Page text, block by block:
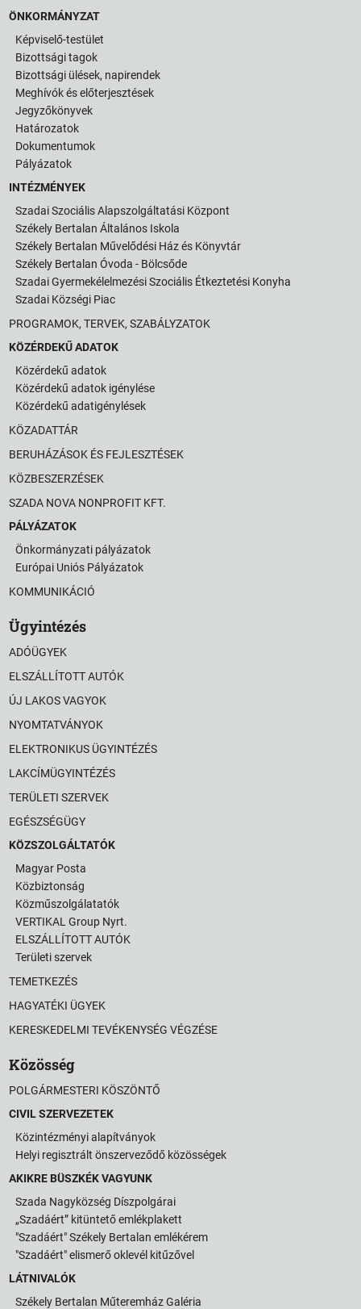
ÖNKORMÁNYZAT
Képviselő-testület
Bizottsági tagok
Bizottsági ülések, napirendek
Meghívók és előterjesztések
Jegyzőkönyvek
Határozatok
Dokumentumok
Pályázatok
INTÉZMÉNYEK
Szadai Szociális Alapszolgáltatási Központ
Székely Bertalan Általános Iskola
Székely Bertalan Művelődési Ház és Könyvtár
Székely Bertalan Óvoda - Bölcsőde
Szadai Gyermekélelmezési Szociális Étkeztetési Konyha
Szadai Községi Piac
PROGRAMOK, TERVEK, SZABÁLYZATOK
KÖZÉRDEKŰ ADATOK
Közérdekű adatok
Közérdekű adatok igénylése
Közérdekű adatigénylések
KÖZADATTÁR
BERUHÁZÁSOK ÉS FEJLESZTÉSEK
KÖZBESZERZÉSEK
SZADA NOVA NONPROFIT KFT.
PÁLYÁZATOK
Önkormányzati pályázatok
Európai Uniós Pályázatok
KOMMUNIKÁCIÓ
Ügyintézés
ADÓÜGYEK
ELSZÁLLÍTOTT AUTÓK
ÚJ LAKOS VAGYOK
NYOMTATVÁNYOK
ELEKTRONIKUS ÜGYINTÉZÉS
LAKCÍMÜGYINTÉZÉS
TERÜLETI SZERVEK
EGÉSZSÉGÜGY
KÖZSZOLGÁLTATÓK
Magyar Posta
Közbiztonság
Közműszolgálatatók
VERTIKAL Group Nyrt.
ELSZÁLLÍTOTT AUTÓK
Területi szervek
TEMETKEZÉS
HAGYATÉKI ÜGYEK
KERESKEDELMI TEVÉKENYSÉG VÉGZÉSE
Közösség
POLGÁRMESTERI KÖSZÖNTŐ
CIVIL SZERVEZETEK
Közintézményi alapítványok
Helyi regisztrált önszerveződő közösségek
AKIKRE BÜSZKÉK VAGYUNK
Szada Nagyközség Díszpolgárai
„Szadáért” kitüntető emlékplakett
"Szadáért" Székely Bertalan emlékérem
"Szadáért" elismerő oklevél kitűzővel
LÁTNIVALÓK
Székely Bertalan Műteremház Galéria